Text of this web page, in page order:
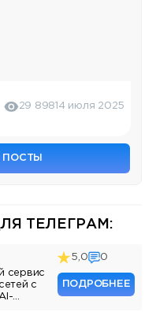
29 89814 июля 2025
ПОСТЫ
ТЕЛЕГРАМ:
сервис
с
5,0 0
ПОДРОБНЕЕ